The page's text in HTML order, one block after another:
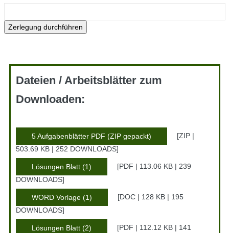
Dateien / Arbeitsblätter zum
Downloaden:
5 Aufgabenblätter PDF (ZIP gepackt)
ZIP |
503.69 KB | 252 DOWNLOADS
Lösungen Blatt (1)
PDF | 113.06 KB | 239
DOWNLOADS
WORD Vorlage (1)
DOC | 128 KB | 195
DOWNLOADS
Lösungen Blatt (2)
PDF | 112.12 KB | 141